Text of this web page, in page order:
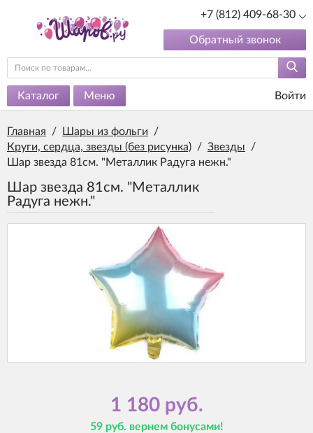
+7 (812) 409-68-30
Обратный звонок
Каталог Меню Войти
Главная / Шары из фольги
/
Круги, сердца, звезды (без рисунка) / Звезды
/
Шар звезда 81см. "Металлик Радуга нежн."
Шар звезда 81см. "Металлик
Радуга нежн."
1 180 руб.
59 руб. вернем бонусами!